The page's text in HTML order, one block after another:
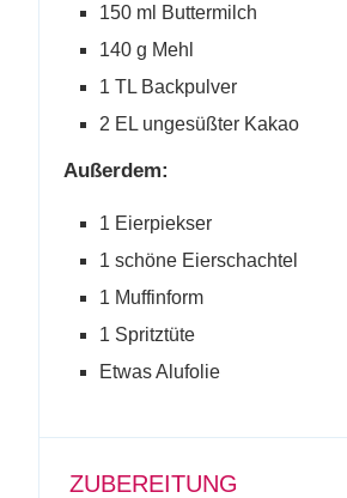
150 ml Buttermilch
140 g Mehl
1 TL Backpulver
2 EL ungesüßter Kakao
Außerdem:
1 Eierpiekser
1 schöne Eierschachtel
1 Muffinform
1 Spritztüte
Etwas Alufolie
ZUBEREITUNG